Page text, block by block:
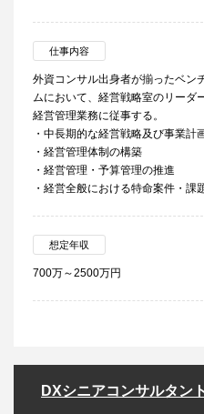
仕事内容
外資コンサル出身者が揃ったベン
ムにおいて、経営戦略室のリーダ
経営管理業務に従事する。
・中長期的な経営戦略及び事業
・経営管理体制の構築
・経営管理・予算管理の推進
・経営全般における特命案件・課
想定年収
700万～2500万円
DXシニアコンサルタント